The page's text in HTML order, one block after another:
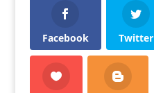
Facebook Twitter